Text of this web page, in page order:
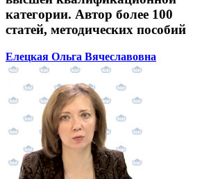
категории. Автор более 100
статей, методических пособий
Елецкая Ольга Вячеславовна